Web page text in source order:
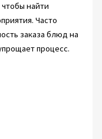
чтобы найти
Часто
заказа блюд на
процесс.